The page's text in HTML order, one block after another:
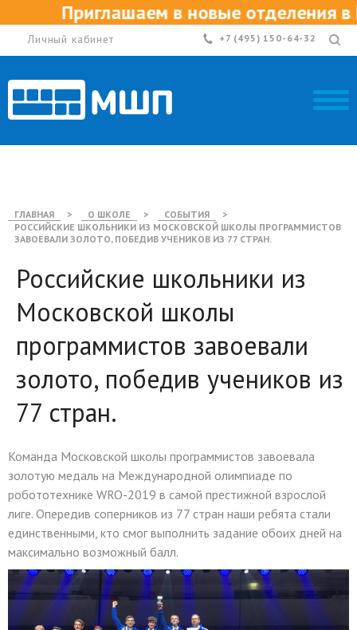
Приглашаем в новые отделения в
Личный кабинет +7 (495) 150-64-32
ГЛАВНАЯ > О ШКОЛЕ > СОБЫТИЯ
>
РОССИЙСКИЕ ШКОЛЬНИКИ ИЗ МОСКОВСКОЙ ШКОЛЫ ПРОГРАММИСТОВ
ЗАВОЕВАЛИ ЗОЛОТО, ПОБЕДИВ УЧЕНИКОВ ИЗ 77 СТРАН.
Российские школьники из
Московской школы
программистов завоевали
золото, победив учеников из
77 стран.
Команда Московской школы программистов завоевала
золотую медаль на Международной олимпиаде по
робототехнике WRO-2019 в самой престижной взрослой
лиге. Опередив соперников из 77 стран наши ребята стали
единственными, кто смог выполнить задание обоих дней на
максимально возможный балл.